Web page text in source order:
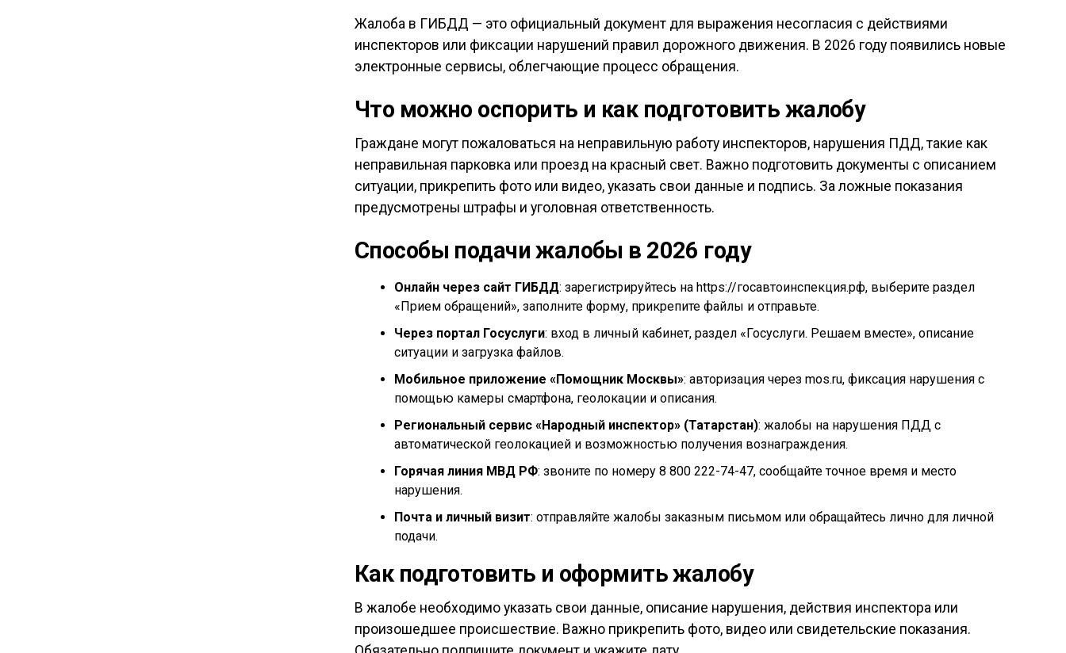
Жалоба в ГИБДД — это официальный документ для выражения несогласия с действиями
инспекторов или фиксации нарушений правил дорожного движения. В 2026 году появились новые
электронные сервисы, облегчающие процесс обращения.
Что можно оспорить и как подготовить жалобу
Граждане могут пожаловаться на неправильную работу инспекторов, нарушения ПДД, такие как
неправильная парковка или проезд на красный свет. Важно подготовить документы с описанием
ситуации, прикрепить фото или видео, указать свои данные и подпись. За ложные показания
предусмотрены штрафы и уголовная ответственность.
Способы подачи жалобы в 2026 году
Онлайн через сайт ГИБДД: зарегистрируйтесь на https://госавтоинспекция.рф, выберите раздел
«Прием обращений», заполните форму, прикрепите файлы и отправьте.
Через портал Госуслуги: вход в личный кабинет, раздел «Госуслуги. Решаем вместе», описание
ситуации и загрузка файлов.
Мобильное приложение «Помощник Москвы»: авторизация через mos.ru, фиксация нарушения с
помощью камеры смартфона, геолокации и описания.
Региональный сервис «Народный инспектор» (Татарстан): жалобы на нарушения ПДД с
автоматической геолокацией и возможностью получения вознаграждения.
Горячая линия МВД РФ: звоните по номеру 8 800 222-74-47, сообщайте точное время и место
нарушения.
Почта и личный визит: отправляйте жалобы заказным письмом или обращайтесь лично для личной
подачи.
Как подготовить и оформить жалобу
В жалобе необходимо указать свои данные, описание нарушения, действия инспектора или
произошедшее происшествие. Важно прикрепить фото, видео или свидетельские показания.